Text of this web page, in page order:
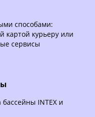
способами:
картой курьеру или
сервисы
INTEX и